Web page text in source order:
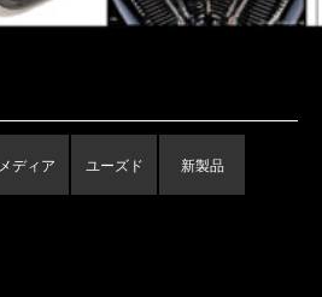
メディア ユーズド 新製品